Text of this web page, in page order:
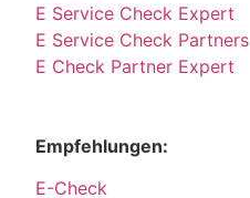
E Service Check Expert
E Service Check Partners
E Check Partner Expert
Empfehlungen:
E-Check